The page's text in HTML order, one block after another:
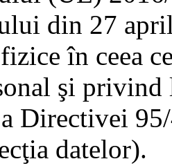
din 27
în ceea
şi
Directivei
datelor).